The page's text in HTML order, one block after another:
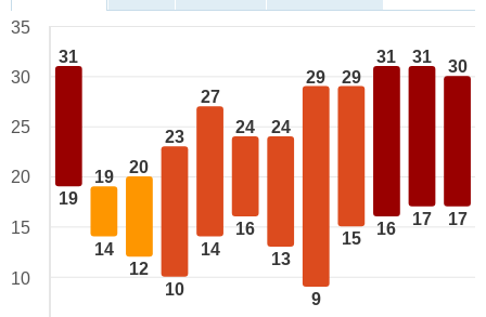
31
19
19
14
20
12
23
10
27
14
24
16
24
13
29
9
29
15
31
16
31
17
30
17
35
30
25
20
15
10